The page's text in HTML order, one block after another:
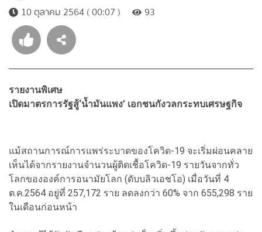
10 ตุลาคม 2564 ( 00:07 )
93
รายงานพิเศษ
เปิดมาตรการรัฐสู้‘น้ำมันแพง’ เอกชนกังวลกระทบเศรษฐกิจ
แม้สถานการณ์การแพร่ระบาดของโควิด-19 จะเริ่มผ่อนคลาย
เห็นได้จากรายงานจำนวนผู้ติดเชื้อโควิด-19 รายวันจากทั่ว
โลกขององค์การอนามัยโลก (ดับบลิวเอชโอ) เมื่อวันที่ 4
ต.ค.2564 อยู่ที่ 257,172 ราย ลดลงกว่า 60% จาก 655,298 ราย
ในเดือนก่อนหน้า